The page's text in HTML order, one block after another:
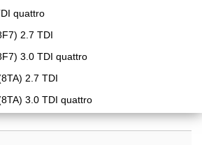
quattro
2.7 TDI
3.0 TDI quattro
2.7 TDI
3.0 TDI quattro